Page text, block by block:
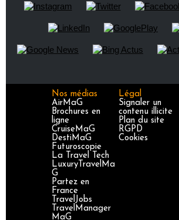
Nos médias
AirMaG
Brochures en
ligne
CruiseMaG
DestiMaG
Futuroscopie
La Travel Tech
LuxuryTravelMa
G
Partez en
France
TravelJobs
TravelManager
MaG
Légal
Signaler un
contenu illicite
Plan du site
RGPD
Cookies